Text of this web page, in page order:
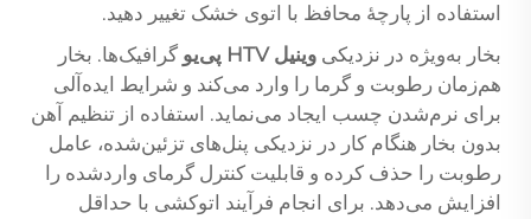
استفاده از پارچهٔ محافظ با اتوی خشک تغییر دهید.
بخار به‌ویژه در نزدیکی وینیل HTV پی‌یو
گرافیک‌ها. بخار
هم‌زمان رطوبت و گرما را وارد می‌کند و شرایط ایده‌آلی
برای نرم‌شدن چسب ایجاد می‌نماید. استفاده از تنظیم آهن
بدون بخار هنگام کار در نزدیکی پنل‌های تزئین‌شده، عامل
رطوبت را حذف کرده و قابلیت کنترل گرمای واردشده را
افزایش می‌دهد. برای انجام فرآیند اتوکشی با حداقل